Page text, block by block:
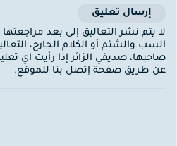
إرسال تعليق
يتم نشر التعاليق إلى بعد مراجعتها
والشتم أو الكلام الجارح،
صديقي الزائر إذا رأيت اي تعليق
طريق صفحة إتصل بنا للموقع.